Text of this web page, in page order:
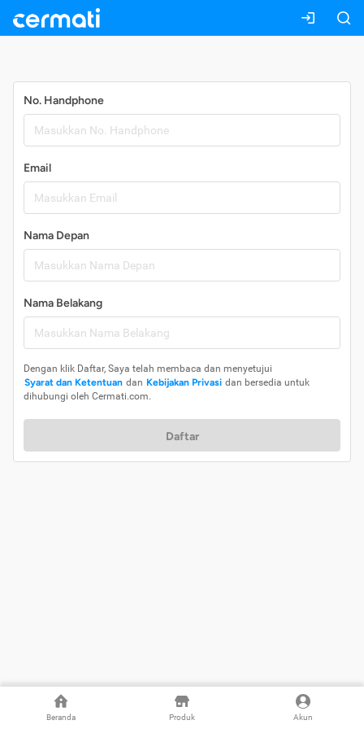
Beranda Produk Akun
No. Handphone
Email
Nama Depan
Nama Belakang
Dengan klik Daftar, Saya telah membaca dan menyetujui
Syarat dan Ketentuan dan Kebijakan Privasi dan bersedia untuk
dihubungi oleh Cermati.com.
Daftar